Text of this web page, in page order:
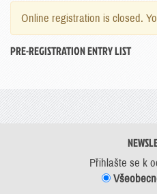
Online registration is closed.
PRE-REGISTRATION ENTRY LIST
Přihlašte se k